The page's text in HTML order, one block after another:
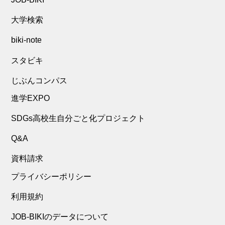
大学検索
biki-note
スタビキ
じぶんコンパス
進学EXPO
SDGs高校生自分ごと化プロジェクト
Q&A
資料請求
プライバシーポリシー
利用規約
JOB-BIKIのデータについて